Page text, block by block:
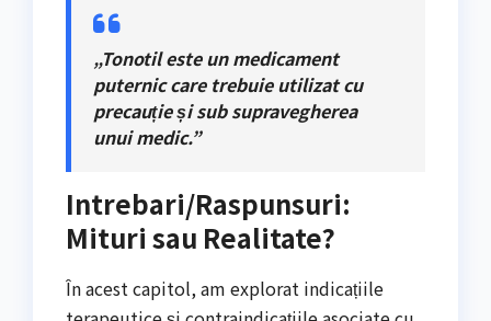
„Tonotil este un medicament
puternic care trebuie utilizat cu
precauție și sub supravegherea
unui medic.”
Intrebari/Raspunsuri:
Mituri sau Realitate?
În acest capitol, am explorat indicațiile